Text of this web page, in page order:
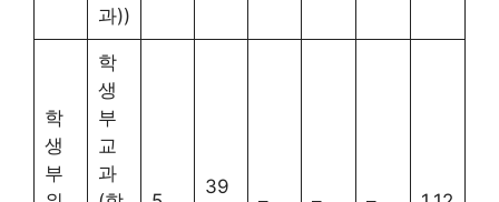
과))
학
생
부
학
생
부
교
과
39